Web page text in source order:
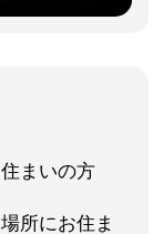
まいの方
所にお住ま